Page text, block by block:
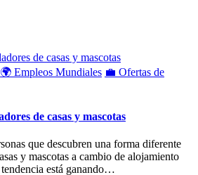
🌍 Empleos Mundiales 💼 Ofertas de
de casas y mascotas
que descubren una forma diferente
y mascotas a cambio de alojamiento
está ganando…